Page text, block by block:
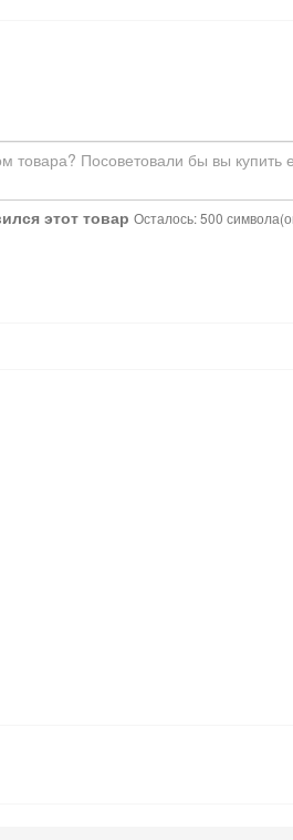
этот товар Осталось: 500